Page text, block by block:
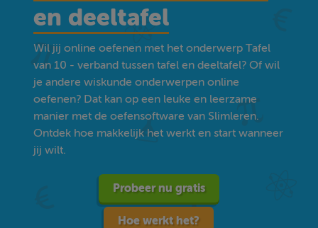
en deeltafel
Wil jij online oefenen met het onderwerp Tafel
van 10 - verband tussen tafel en deeltafel? Of wil
je andere wiskunde onderwerpen online
oefenen? Dat kan op een leuke en leerzame
manier met de oefensoftware van Slimleren.
Ontdek hoe makkelijk het werkt en start wanneer
jij wilt.
Probeer nu gratis
Hoe werkt het?